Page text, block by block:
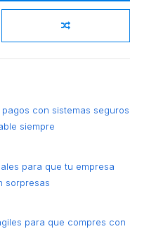
con sistemas seguros
siempre
para que tu empresa
sorpresas
para que compres con